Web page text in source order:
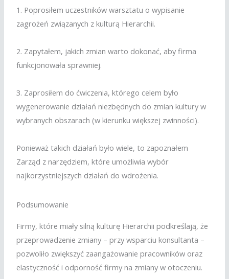
1. Poprosiłem uczestników warsztatu o wypisanie
zagrożeń związanych z kulturą Hierarchii.
2. Zapytałem, jakich zmian warto dokonać, aby firma
funkcjonowała sprawniej.
3. Zaprosiłem do ćwiczenia, którego celem było
wygenerowanie działań niezbędnych do zmian kultury w
wybranych obszarach (w kierunku większej zwinności).
Ponieważ takich działań było wiele, to zapoznałem
Zarząd z narzędziem, które umożliwia wybór
najkorzystniejszych działań do wdrożenia.
Podsumowanie
Firmy, które miały silną kulturę Hierarchii podkreślają, że
przeprowadzenie zmiany – przy wsparciu konsultanta –
pozwoliło zwiększyć zaangażowanie pracowników oraz
elastyczność i odporność firmy na zmiany w otoczeniu.